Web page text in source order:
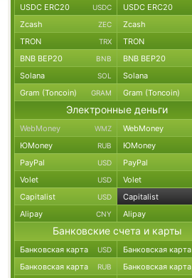
USDC ERC20 USDC USDC ERC20
Zcash ZEC Zcash
TRON TRX TRON
BNB BEP20 BNB BNB BEP20
Solana SOL Solana
Gram (Toncoin) GRAM Gram (Toncoin)
Электронные деньги
WebMoney WMZ WebMoney
ЮMoney RUB ЮMoney
PayPal USD PayPal
Volet USD Volet
Capitalist USD Capitalist
Alipay CNY Alipay
Банковские счета и карты
Банковская карта USD Банковская карта
Банковская карта RUB Банковская карта